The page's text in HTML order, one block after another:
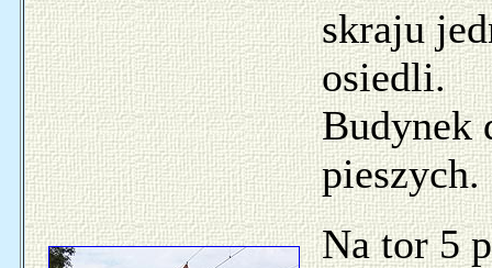
skraju
osiedli.
Budynek
pieszych.
Na tor 5